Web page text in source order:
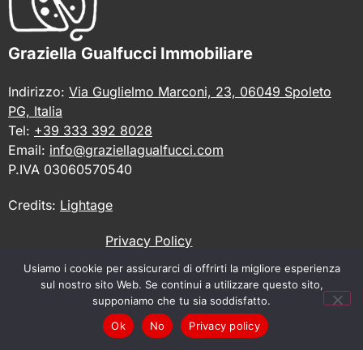
Graziella Gualfucci Immobiliare
Indirizzo: Via Guglielmo Marconi, 23, 06049 Spoleto
PG, Italia
Tel: +39 333 392 8028
Email: info@graziellagualfucci.com
P.IVA 03060570540
Credits: Lightage
Privacy Policy
Usiamo i cookie per assicurarci di offrirti la migliore esperienza
sul nostro sito Web. Se continui a utilizzare questo sito,
supponiamo che tu sia soddisfatto.
Ok
No Privacy policy